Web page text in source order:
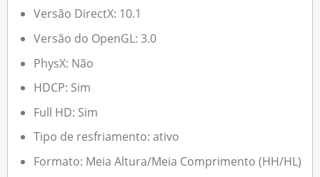
Versão DirectX: 10.1
Versão do OpenGL: 3.0
PhysX: Não
HDCP: Sim
Full HD: Sim
Tipo de resfriamento: ativo
Formato: Meia Altura/Meia Comprimento (HH/HL)